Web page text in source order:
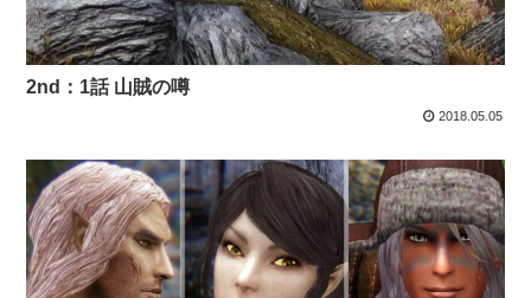
2nd：1話 山賊の噂
2018.05.05